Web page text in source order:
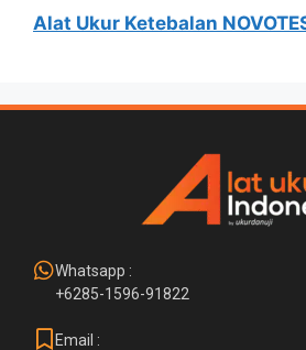
Alat Ukur Ketebalan
Whatsapp :
+6285-1596-91822
Email :